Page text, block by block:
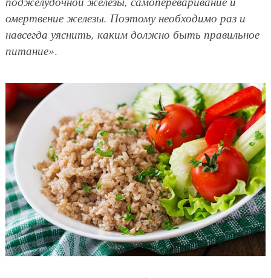
омертвение железы. Поэтому необходимо раз и
навсегда уяснить, каким должно быть правильное
питание».